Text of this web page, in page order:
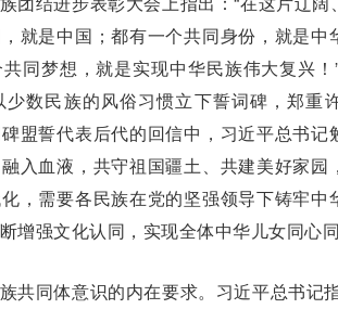
就是中国；都有一个共同身份，就是中
同梦想，就是实现中华民族伟大复兴
数民族的风俗习惯立下誓词碑，郑重
盟誓代表后代的回信中，习近平总书记
入血液，共守祖国疆土、共建美好家园
，需要各民族在党的坚强领导下铸牢中
增强文化认同，实现全体中华儿女同心同
共同体意识的内在要求。习近平总书记